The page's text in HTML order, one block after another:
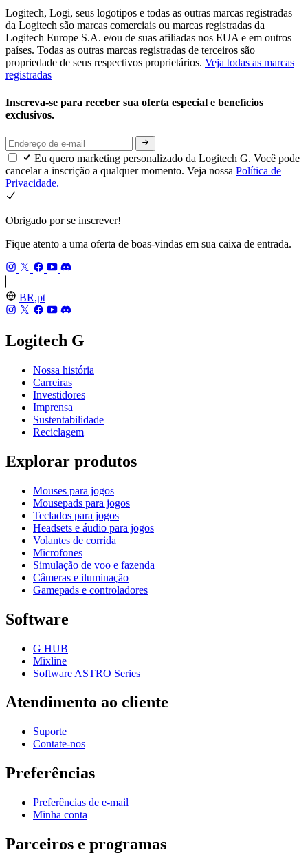
Logitech, Logi, seus logotipos e todas as outras marcas registradas
da Logitech são marcas comerciais ou marcas registradas da
Logitech Europe S.A. e/ou de suas afiliadas nos EUA e em outros
países. Todas as outras marcas registradas de terceiros são
propriedade de seus respectivos proprietários. Veja todas as marcas
registradas
Inscreva-se para receber sua oferta especial e benefícios
exclusivos.
Eu quero marketing personalizado da Logitech G. Você pode
cancelar a inscrição a qualquer momento. Veja nossa Política de
Privacidade.
Obrigado por se inscrever!
Fique atento a uma oferta de boas-vindas em sua caixa de entrada.
BR,pt
Logitech G
Nossa história
Carreiras
Investidores
Imprensa
Sustentabilidade
Reciclagem
Explorar produtos
Mouses para jogos
Mousepads para jogos
Teclados para jogos
Headsets e áudio para jogos
Volantes de corrida
Microfones
Simulação de voo e fazenda
Câmeras e iluminação
Gamepads e controladores
Software
G HUB
Mixline
Software ASTRO Series
Atendimento ao cliente
Suporte
Contate-nos
Preferências
Preferências de e-mail
Minha conta
Parceiros e programas